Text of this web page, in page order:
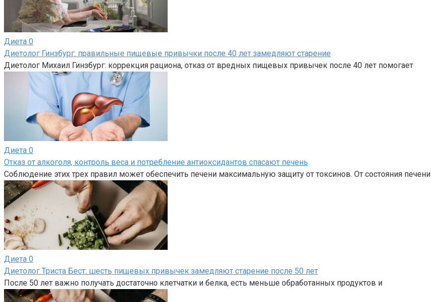
Диета 0
Диетолог Гинзбург: правильные пищевые привычки после 40 лет замедляют старение
Диетолог Михаил Гинзбург: коррекция рациона, отказ от вредных пищевых привычек после 40 лет помогает
Диета 0
Отказ от алкоголя, контроль веса и потребление антиоксидантов спасают печень
Соблюдение этих трех правил может обеспечить печени максимальную защиту от токсинов. От состояния печени
Диета 0
Диетолог Триста Бест: шесть пищевых привычек замедляют старение после 50 лет
После 50 лет важно получать достаточно клетчатки и белка, есть меньше обработанных продуктов и